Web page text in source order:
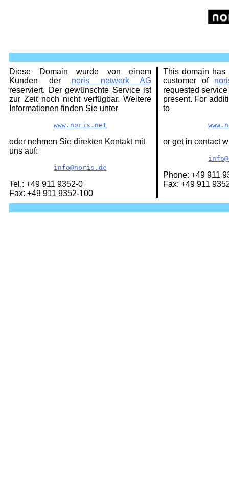
Diese Domain wurde von einem
Kunden der noris network AG
reserviert. Der gewünschte Service ist
zur Zeit noch nicht verfügbar. Weitere
Informationen finden Sie unter
www.noris.net
oder nehmen Sie direkten Kontakt mit
uns auf:
info@noris.de
Tel.: +49 911 9352-0
Fax: +49 911 9352-100
This domain has
customer of
requested
present. For
to
or get in contact
Phone: +49 911
Fax: +49 911